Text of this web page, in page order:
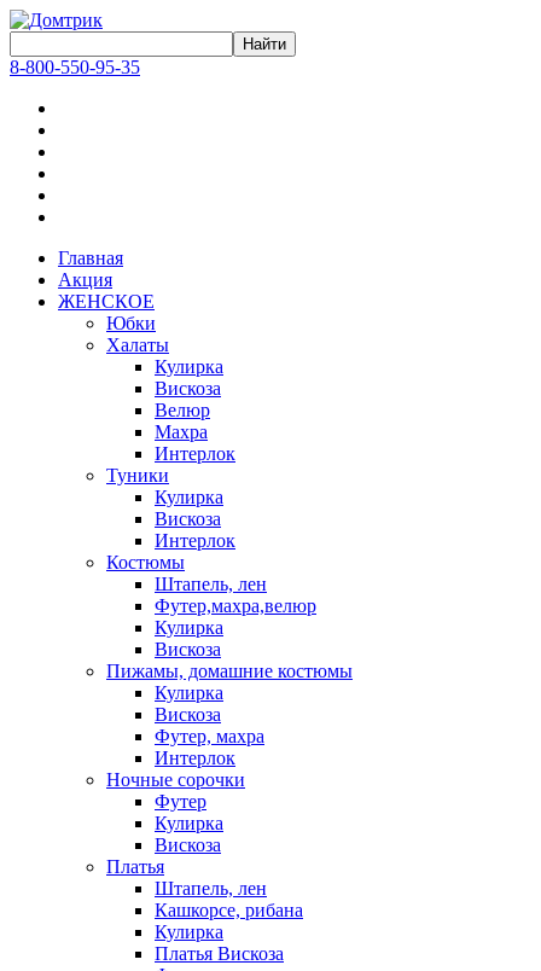
8-800-550-95-35
Главная
Акция
ЖЕНСКОЕ
Юбки
Халаты
Кулирка
Вискоза
Велюр
Махра
Интерлок
Туники
Кулирка
Вискоза
Интерлок
Костюмы
Штапель, лен
Футер,махра,велюр
Кулирка
Вискоза
Пижамы, домашние костюмы
Кулирка
Вискоза
Футер, махра
Интерлок
Ночные сорочки
Футер
Кулирка
Вискоза
Платья
Штапель, лен
Кашкорсе, рибана
Кулирка
Платья Вискоза